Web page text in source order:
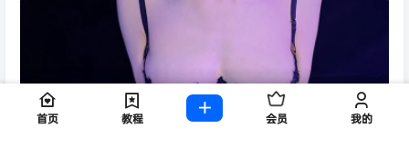
094.脸红Dearie – 微密圈系列 俯视角度 [17P／39MB]
11 个月前
首页 教程 会员 我的